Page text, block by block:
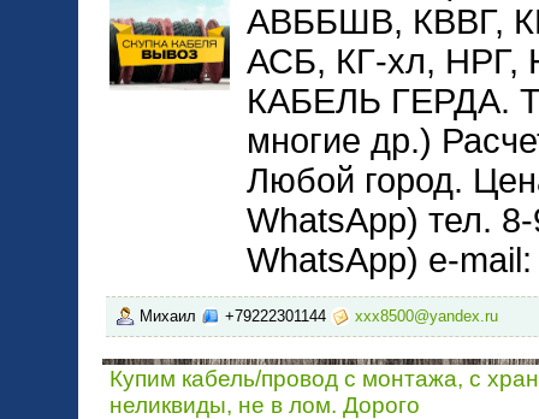
АВББШВ, КВВГ,
АСБ, КГ-хл,
КАБЕЛЬ ГЕРДА.
многие др.)
Любой город.
WhatsApp) тел.
WhatsApp) e-
Михаил +79222301144 xxx8500@yandex.ru
Купим кабель/провод с монтажа, с
неликвиды, не в лом. Дорого